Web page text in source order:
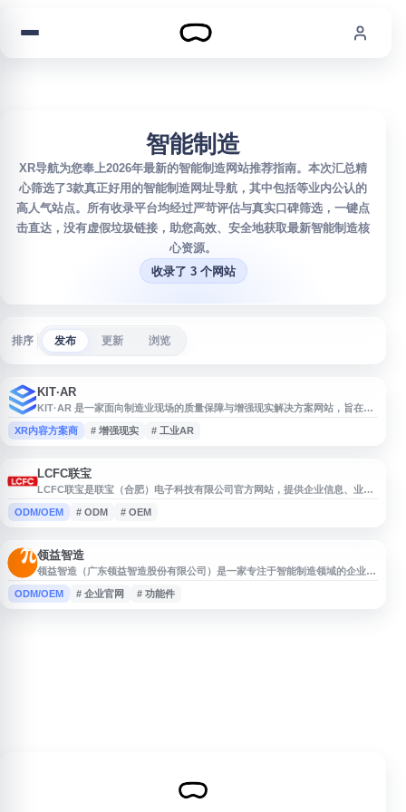
智能制造
XR导航为您奉上2026年最新的智能制造网站推荐指南。本次汇总精
心筛选了3款真正好用的智能制造网址导航，其中包括等业内公认的
高人气站点。所有收录平台均经过严苛评估与真实口碑筛选，一键点
击直达，没有虚假垃圾链接，助您高效、安全地获取最新智能制造核
心资源。
收录了 3 个网站
排序 发布 更新 浏览
KIT·AR
KIT·AR 是一家面向制造业现场的质量保障与增强现实解决方案网站，旨在帮
助企业减少生产车间错误修复所需的时间与成本。其服务结合增强现实技术与
质量控制流程，用于支持操作指导、问题识别和现场作业改进，适合关注智能
XR内容方案商 # 增强现实 # 工业AR
LCFC联宝
LCFC联宝是联宝（合肥）电子科技有限公司官方网站，提供企业信息、业务
介绍、新闻动态及相关服务内容。网站面向客户、合作伙伴及求职者展示公司
概况、发展动态与联系方式，便于了解联宝在电子科技与智能制造领域的相关
ODM/OEM # ODM # OEM
领益智造
领益智造（广东领益智造股份有限公司）是一家专注于智能制造领域的企业，
围绕精密功能件、结构件、模组及相关产品提供研发、生产与服务。公司官网
展示企业概况、业务布局、产品与解决方案、投资者关系及新闻动态等信息，
ODM/OEM # 企业官网 # 功能件